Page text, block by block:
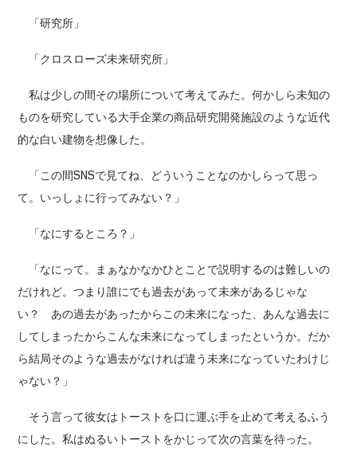
「研究所」
「クロスローズ未来研究所」
私は少しの間その場所について考えてみた。何かしら未知の
ものを研究している大手企業の商品研究開発施設のような近代
的な白い建物を想像した。
「この間SNSで見てね、どういうことなのかしらって思っ
て。いっしょに行ってみない？」
「なにするところ？」
「なにって。まぁなかなかひとことで説明するのは難しいの
だけれど。つまり誰にでも過去があって未来があるじゃな
い？ あの過去があったからこの未来になった、あんな過去に
してしまったからこんな未来になってしまったというか。だか
ら結局そのような過去がなければ違う未来になっていたわけじ
ゃない？」
そう言って彼女はトーストを口に運ぶ手を止めて考えるふう
にした。私はぬるいトーストをかじって次の言葉を待った。